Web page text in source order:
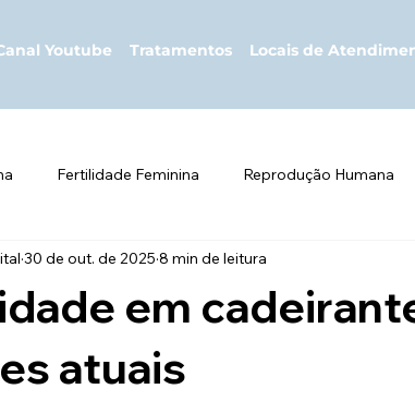
Youtube Tratamentos Locais de
Fertilidade Feminina Reprodução Humana
HPV Saúde Sexual Reprodução Assistida
e Exames
em
atuais
30 de out. de 2025 8 min de leitura